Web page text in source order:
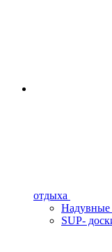
отдыха
Надувные
SUP-